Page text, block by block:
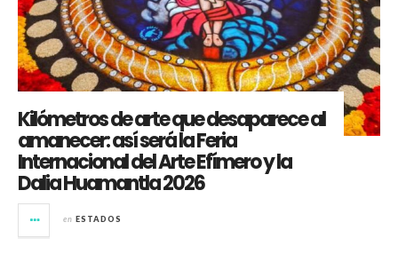
Kilómetros de arte que desaparece al
amanecer: así será la Feria
Internacional del Arte Efímero y la
Dalia Huamantla 2026
en ESTADOS